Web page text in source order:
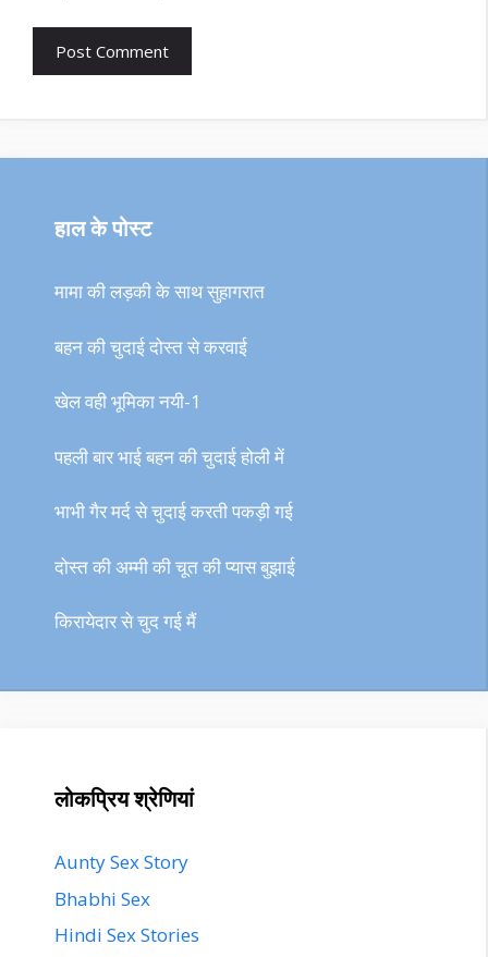
हाल के पोस्ट
मामा की लड़की के साथ सुहागरात
बहन की चुदाई दोस्त से करवाई
खेल वही भूमिका नयी-1
पहली बार भाई बहन की चुदाई होली में
भाभी गैर मर्द से चुदाई करती पकड़ी गई
दोस्त की अम्मी की चूत की प्यास बुझाई
किरायेदार से चुद गई मैं
लोकप्रिय श्रेणियां
Aunty Sex Story
Bhabhi Sex
Hindi Sex Stories